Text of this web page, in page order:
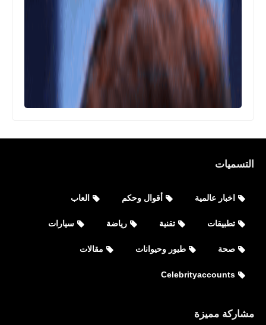
Celebrityaccounts
جميع حسابات ميريام فارس Myriam
Fares الشخصية على مواقع التواصل
الاجتماعي
Celebrityaccounts
جميع حسابات نسرين طافش Nisreen
الاجتماعي
التسميات
اخبار عالمية أقوال وحكم العاب
تطبيقات تقنية رياضة سيارات
صحة طيور وحيوانات مقالات
Celebrityaccounts
مشاركة مميزة